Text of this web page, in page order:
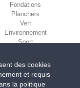
Fondations
Planchers
Vert
Environnement
Sport
Building Council
des cookies
et requis
la politique